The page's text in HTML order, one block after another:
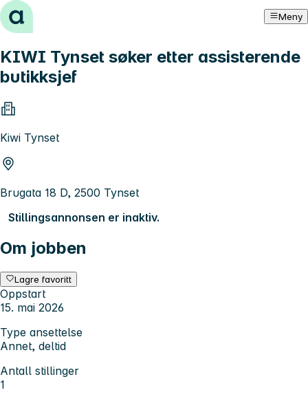
Hopp til innhold Meny
KIWI Tynset søker etter assisterende
butikksjef
Kiwi Tynset
Brugata 18 D, 2500 Tynset
Stillingsannonsen er inaktiv.
Om jobben
Lagre favoritt
Oppstart
15. mai 2026
Type ansettelse
Annet, deltid
Antall stillinger
1